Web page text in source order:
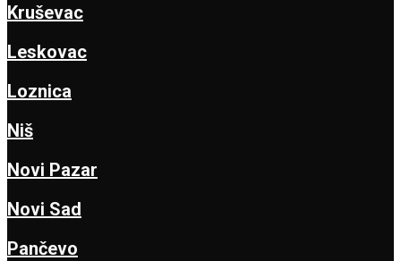
Kruševac
Leskovac
Loznica
Niš
Novi Pazar
Novi Sad
Pančevo